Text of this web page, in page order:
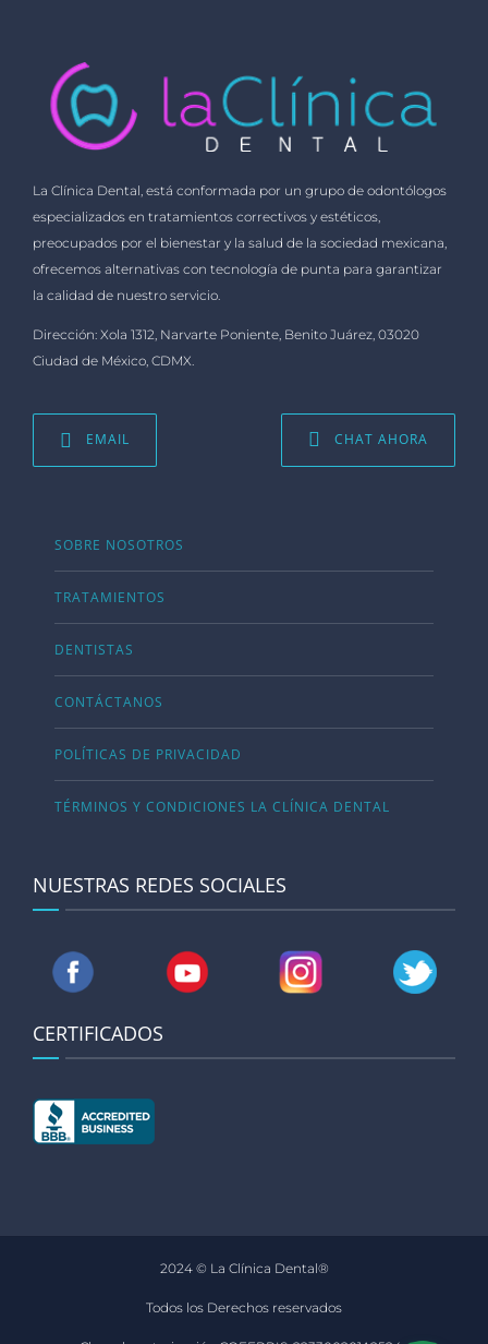
La Clínica Dental, está conformada por un grupo de odontólogos
especializados en tratamientos correctivos y estéticos,
preocupados por el bienestar y la salud de la sociedad mexicana,
ofrecemos alternativas con tecnología de punta para garantizar
la calidad de nuestro servicio.
Dirección: Xola 1312, Narvarte Poniente, Benito Juárez, 03020
Ciudad de México, CDMX.
EMAIL CHAT AHORA
SOBRE NOSOTROS
TRATAMIENTOS
DENTISTAS
CONTÁCTANOS
POLÍTICAS DE PRIVACIDAD
TÉRMINOS Y CONDICIONES LA CLÍNICA DENTAL
NUESTRAS REDES SOCIALES
CERTIFICADOS
2024 © La Clínica Dental®
Todos los Derechos reservados